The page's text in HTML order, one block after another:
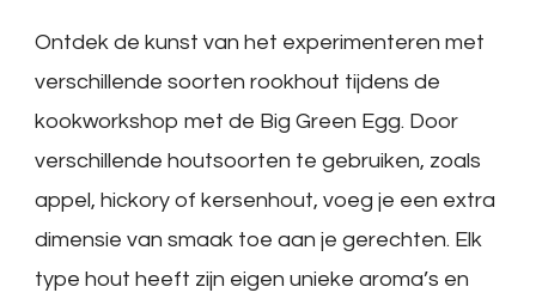
Ontdek de kunst van het experimenteren met
verschillende soorten rookhout tijdens de
kookworkshop met de Big Green Egg. Door
verschillende houtsoorten te gebruiken, zoals
appel, hickory of kersenhout, voeg je een extra
dimensie van smaak toe aan je gerechten. Elk
type hout heeft zijn eigen unieke aroma’s en